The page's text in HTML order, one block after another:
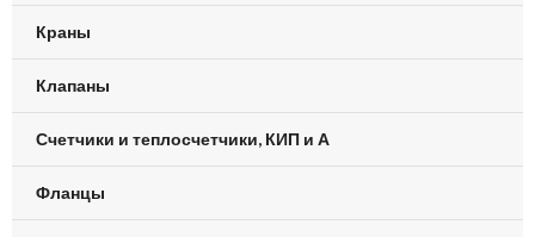
Краны
Клапаны
Счетчики и теплосчетчики, КИП и А
Фланцы